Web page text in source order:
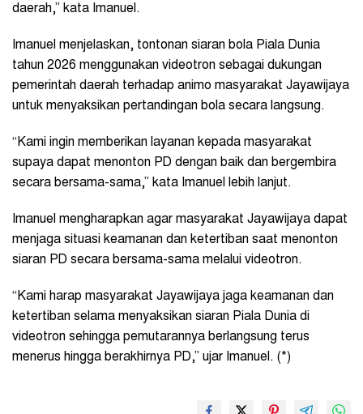
daerah,” kata Imanuel.
Imanuel menjelaskan, tontonan siaran bola Piala Dunia
tahun 2026 menggunakan videotron sebagai dukungan
pemerintah daerah terhadap animo masyarakat Jayawijaya
untuk menyaksikan pertandingan bola secara langsung.
“Kami ingin memberikan layanan kepada masyarakat
supaya dapat menonton PD dengan baik dan bergembira
secara bersama-sama,” kata Imanuel lebih lanjut.
Imanuel mengharapkan agar masyarakat Jayawijaya dapat
menjaga situasi keamanan dan ketertiban saat menonton
siaran PD secara bersama-sama melalui videotron.
“Kami harap masyarakat Jayawijaya jaga keamanan dan
ketertiban selama menyaksikan siaran Piala Dunia di
videotron sehingga pemutarannya berlangsung terus
menerus hingga berakhirnya PD,” ujar Imanuel. (*)